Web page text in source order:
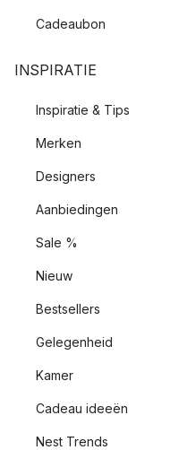
Cadeaubon
INSPIRATIE
Inspiratie & Tips
Merken
Designers
Aanbiedingen
Sale %
Nieuw
Bestsellers
Gelegenheid
Kamer
Cadeau ideeën
Nest Trends